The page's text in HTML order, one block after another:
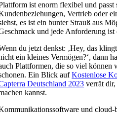
ist enorm flexibel und passt
Vertrieb oder
es ist ein bunter Strauß aus
und jede Anforderung ist
du jetzt denkst: ‚Hey, das
ein kleines Vermögen?‘, dann
Plattformen, die so viel können
Ein Blick aufKostenlose
Deutschland 2023 verrät
kannst.
und cloud-